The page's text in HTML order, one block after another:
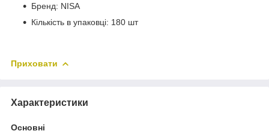
Бренд: NISA
Кількість в упаковці: 180 шт
Приховати
Характеристики
Основні